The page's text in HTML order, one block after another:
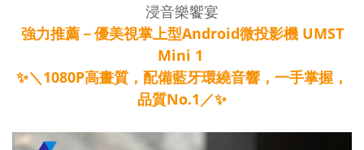
浸音樂饗宴
強力推薦－優美視掌上型Android微投影機 UMST
Mini 1
✨＼1080P高畫質，配備藍牙環繞音響，一手掌握，
品質No.1／✨